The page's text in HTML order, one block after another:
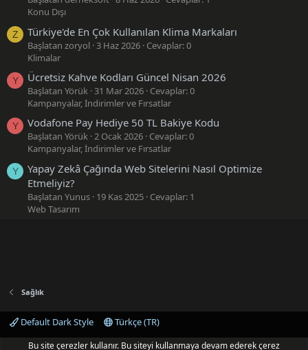
Konu Dışı
Z Türkiye'de En Çok Kullanılan Klima Markaları
Başlatan zoryol 3 Haz 2026 Cevaplar: 0
Klimalar
Y Ücretsiz Kahve Kodları Güncel Nisan 2026
Başlatan Yörük 31 Mar 2026 Cevaplar: 0
Kampanyalar, İndirimler ve Fırsatlar
Y Vodafone Pay Hediye 50 TL Bakiye Kodu
Başlatan Yörük 2 Ocak 2026 Cevaplar: 0
Kampanyalar, İndirimler ve Fırsatlar
Y
Yapay Zekâ Çağında Web Sitelerini Nasıl Optimize
Etmeliyiz?
Başlatan Yunus 19 Kas 2025 Cevaplar: 1
Web Tasarım
Sağlık
Default Dark Style
Türkçe (TR)
Bize ulaşın
Şartlar ve kurallar Gizlilik politikası
Yardım
Bu site çerezler kullanır. Bu siteyi kullanmaya devam ederek çerez